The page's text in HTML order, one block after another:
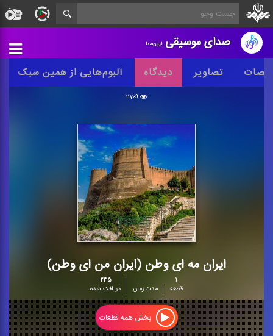
صدای موسیقیایران‌صدا
تصاویر دیدگاه آلبوم‌هایی از همین سبک
۲۷۰۹
ایران مه ای وطن (ایران من ای وطن)
۱
قطعه
مدت زمان
۲۳۵
دریافت شده
پخش همه قطعات